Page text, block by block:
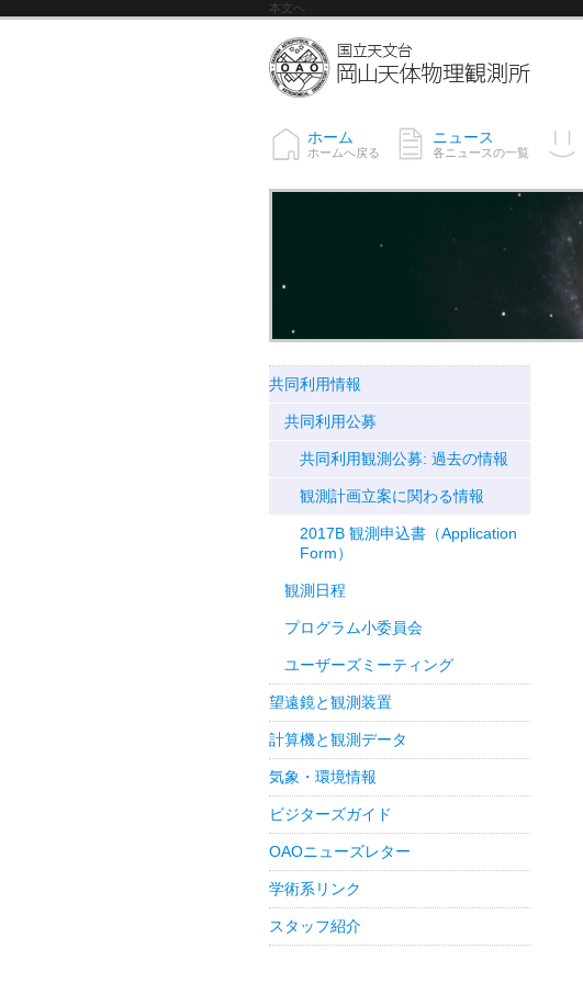
本文へ
ホーム
ホームへ戻る
ニュース
各ニュースの一覧
共同利用情報
共同利用公募
共同利用観測公募: 過去の情報
観測計画立案に関わる情報
2017B 観測申込書（Application
Form）
観測日程
プログラム小委員会
ユーザーズミーティング
望遠鏡と観測装置
計算機と観測データ
気象・環境情報
ビジターズガイド
OAOニューズレター
学術系リンク
スタッフ紹介